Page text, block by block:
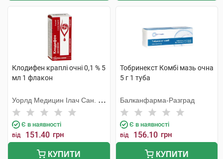
Клодифен краплі очні 0,1 % 5
мл 1 флакон
Уорлд Медицин Ілач Сан. Ве
Тідж
Є в наявності
від 151.40 грн
КУПИТИ
Тобринекст Комбі мазь очна
5 г 1 туба
Балканфарма-Разград
Є в наявності
від 156.10 грн
КУПИТИ